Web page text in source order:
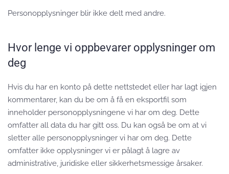
Personopplysninger blir ikke delt med andre.
Hvor lenge vi oppbevarer opplysninger om
deg
Hvis du har en konto på dette nettstedet eller har lagt igjen
kommentarer, kan du be om å få en eksportfil som
inneholder personopplysningene vi har om deg. Dette
omfatter all data du har gitt oss. Du kan også be om at vi
sletter alle personopplysninger vi har om deg. Dette
omfatter ikke opplysninger vi er pålagt å lagre av
administrative, juridiske eller sikkerhetsmessige årsaker.